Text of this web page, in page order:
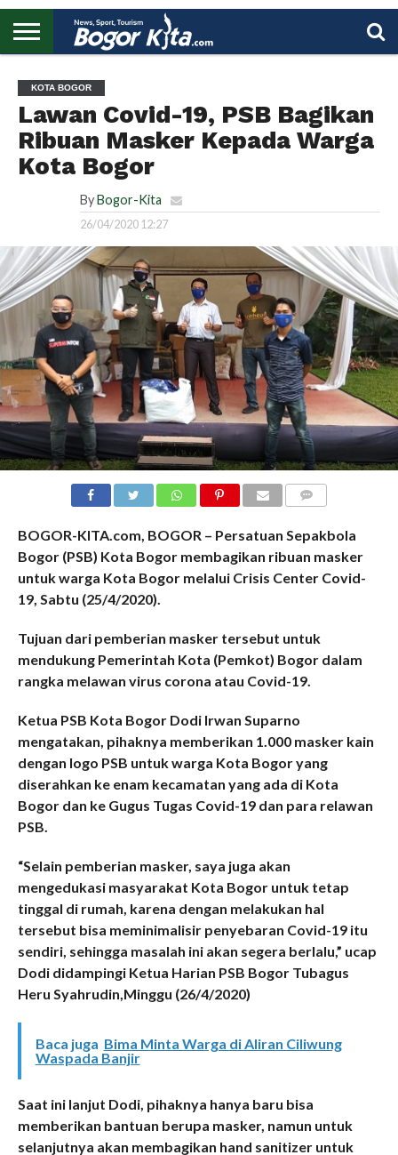
UTAMA
KOTA BOGOR
Lawan Covid-19, PSB Bagikan
Ribuan Masker Kepada Warga
Kota Bogor
By Bogor-Kita
26/04/2020 12:27
BOGOR-KITA.com, BOGOR – Persatuan Sepakbola
Bogor (PSB) Kota Bogor membagikan ribuan masker
untuk warga Kota Bogor melalui Crisis Center Covid-
19, Sabtu (25/4/2020).
Tujuan dari pemberian masker tersebut untuk
mendukung Pemerintah Kota (Pemkot) Bogor dalam
rangka melawan virus corona atau Covid-19.
Ketua PSB Kota Bogor Dodi Irwan Suparno
mengatakan, pihaknya memberikan 1.000 masker kain
dengan logo PSB untuk warga Kota Bogor yang
diserahkan ke enam kecamatan yang ada di Kota
Bogor dan ke Gugus Tugas Covid-19 dan para relawan
PSB.
“Selain pemberian masker, saya juga akan
mengedukasi masyarakat Kota Bogor untuk tetap
tinggal di rumah, karena dengan melakukan hal
tersebut bisa meminimalisir penyebaran Covid-19 itu
sendiri, sehingga masalah ini akan segera berlalu,” ucap
Dodi didampingi Ketua Harian PSB Bogor Tubagus
Heru Syahrudin,Minggu (26/4/2020)
Baca juga Bima Minta Warga di Aliran Ciliwung
Waspada Banjir
Saat ini lanjut Dodi, pihaknya hanya baru bisa
memberikan bantuan berupa masker, namun untuk
selanjutnya akan membagikan hand sanitizer untuk